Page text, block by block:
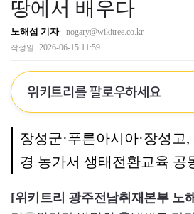
땅에서 배우다
노해섭 기자 nogary@wikitree.co.kr
작성일 2026-06-15 11:59
위키트리를 팔로우하세요
장성군·푸른아시아·장성고
경 농가서 생태전환교육 공
[위키트리 광주전남취재본부 노